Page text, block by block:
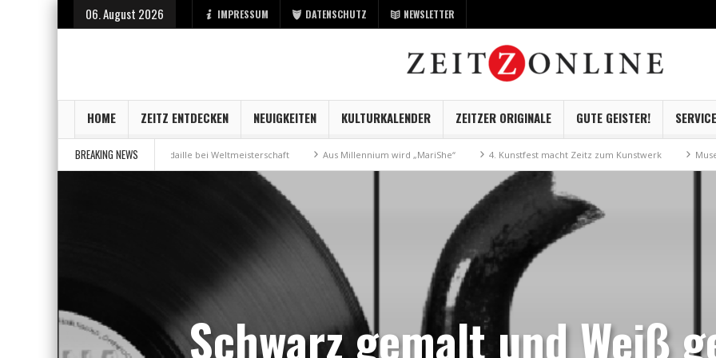
06. August 2026 IMPRESSUM DATENSCHUTZ NEWSLETTER
HOME ZEITZ ENTDECKEN NEUIGKEITEN KULTURKALENDER ZEITZER ORIGINALE GUTE GEISTER! SERVICE
BREAKING NEWS
Bronzemedaille bei Weltmeisterschaft Aus Millennium wird „MariShe“ 4. Kunstfest macht Zeitz zum Kunstwerk Museum
Schwarz gemalt und Weiß